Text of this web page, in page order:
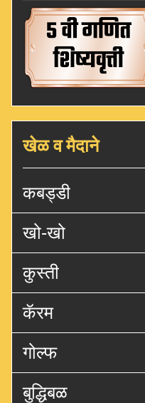
खेळ व मैदाने
कबड्डी
खो-खो
कुस्ती
कॅरम
गोल्फ
बुद्धिबळ